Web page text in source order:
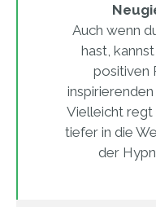
Auch wenn
hast,
positiven
Vielleicht regt
tiefer in die
der